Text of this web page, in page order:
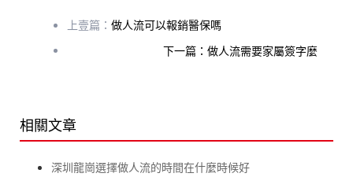
上壹篇： 做人流可以報銷醫保嗎
下一篇：做人流需要家屬簽字麼
相關文章
深圳龍崗選擇做人流的時間在什麼時候好